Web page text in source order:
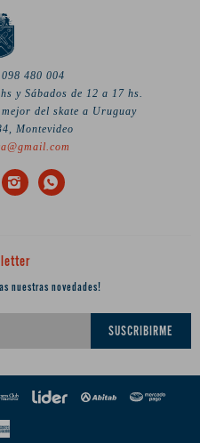
480 004
y Sábados de 12 a 17 hs.
del skate a Uruguay
Montevideo
 
nuestras novedades!
SUSCRIBIRME